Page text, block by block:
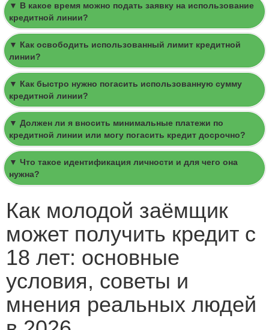
▼ В какое время можно подать заявку на использование
кредитной линии?
▼ Как освободить использованный лимит кредитной
линии?
▼ Как быстро нужно погасить использованную сумму
кредитной линии?
▼ Должен ли я вносить минимальные платежи по
кредитной линии или могу погасить кредит досрочно?
▼ Что такое идентификация личности и для чего она
нужна?
Как молодой заёмщик
может получить кредит с
18 лет: основные
условия, советы и
мнения реальных людей